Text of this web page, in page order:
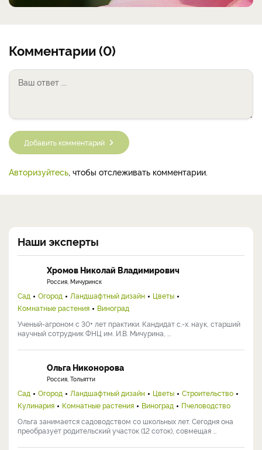
Комментарии (0)
Добавить комментарий
Авторизуйтесь, чтобы отслеживать комментарии.
Наши эксперты
Хромов Николай Владимирович
Россия, Мичуринск
Сад Огород Ландшафтный дизайн
Цветы
Комнатные растения
Виноград
Ученый-агроном с 30+ лет практики. Кандидат с.-х. наук, старший
научный сотрудник ФНЦ им. И.В. Мичурина, ...
Ольга Никонорова
Россия, Тольятти
Сад Огород Ландшафтный дизайн Цветы
Строительство
Кулинария
Комнатные растения Виноград
Пчеловодство
Ольга занимается садоводством со школьных лет. Сегодня она
преобразует родительский участок (12 соток), совмещая ...